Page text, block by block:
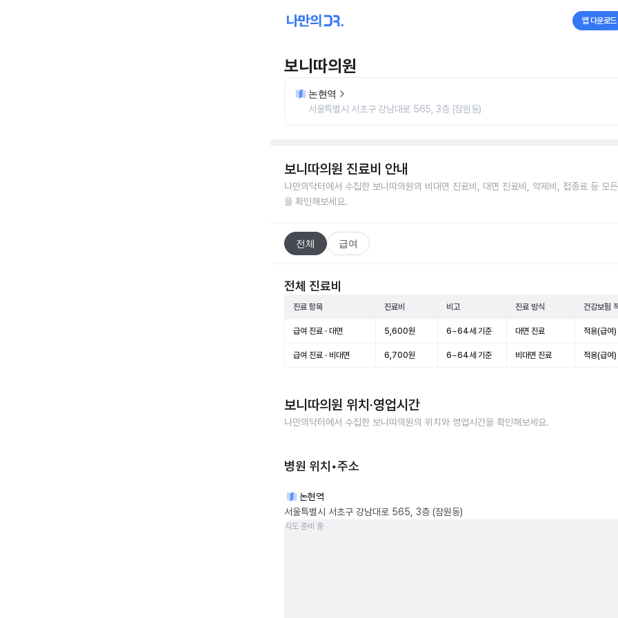
앱 다운로드
보니따의원
논현역
서울특별시 서초구 강남대로 565, 3층 (잠원동)
보니따의원 진료비 안내
나만의닥터에서 수집한 보니따의원의 비대면 진료비, 대면 진료비, 약제비, 접종료 등 모
을 확인해보세요.
전체 급여
전체 진료비
진료 항목 진료비 비고 진료 방식 건강보험
급여 진료 · 대면 5,600원 6~64세 기준 대면 진료 적용(급여)
급여 진료 · 비대면 6,700원 6~64세 기준 비대면 진료 적용(급여)
보니따의원 위치·영업시간
나만의닥터에서 수집한 보니따의원의 위치와 영업시간을 확인해보세요.
병원 위치•주소
논현역
서울특별시 서초구 강남대로 565, 3층 (잠원동)
지도 준비 중